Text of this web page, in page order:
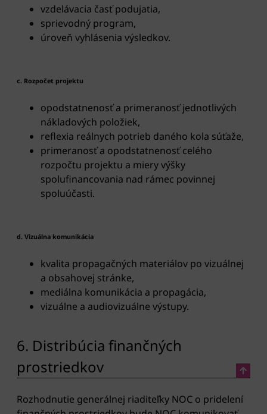
vzdelávacia časť podujatia,
sprievodný program,
úroveň vyhlásenia výsledkov.
c. Rozpočet projektu
opodstatnenosť a primeranosť jednotlivých
nákladových položiek,
reflexia reálnych potrieb daného kola súťaže,
primeranosť a opodstatnenosť celého
rozpočtu projektu a miery výšky
spolufinancovania nad rámec povinnej
spoluúčasti.
d. Vizuálna komunikácia
kvalita propagačných materiálov po vizuálnej
a obsahovej stránke,
mediálna komunikácia a propagácia,
vizuálne a audiovizuálne výstupy.
6. Distribúcia finančných
prostriedkov
Rozhodnutie generálnej riaditeľky NOC o pridelení